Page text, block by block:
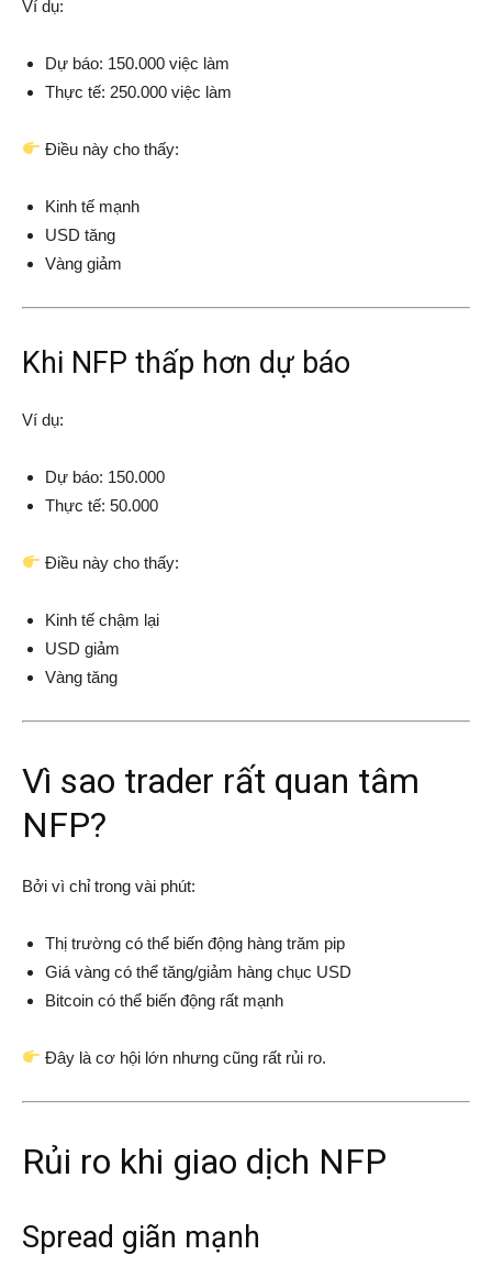
Ví dụ:
Dự báo: 150.000 việc làm
Thực tế: 250.000 việc làm
Điều này cho thấy:
Kinh tế mạnh
USD tăng
Vàng giảm
Khi NFP thấp hơn dự báo
Ví dụ:
Dự báo: 150.000
Thực tế: 50.000
Điều này cho thấy:
Kinh tế chậm lại
USD giảm
Vàng tăng
Vì sao trader rất quan tâm
NFP?
Bởi vì chỉ trong vài phút:
Thị trường có thể biến động hàng trăm pip
Giá vàng có thể tăng/giảm hàng chục USD
Bitcoin có thể biến động rất mạnh
Đây là cơ hội lớn nhưng cũng rất rủi ro.
Rủi ro khi giao dịch NFP
Spread giãn mạnh